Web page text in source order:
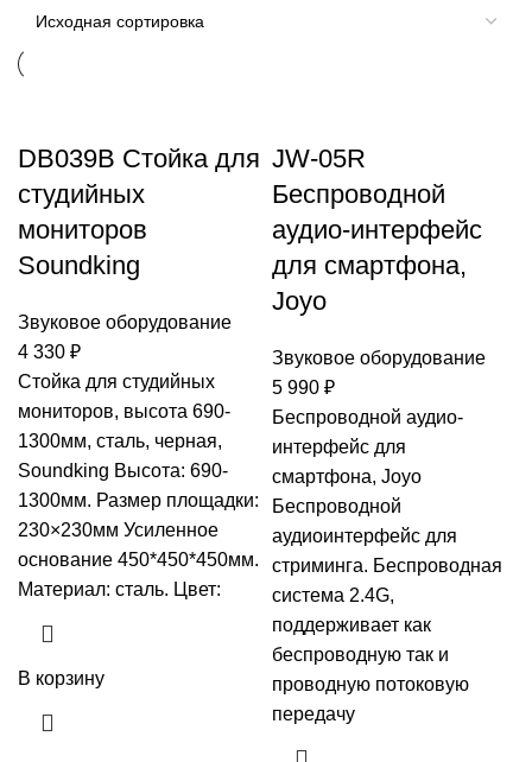
DB039B Стойка для
студийных
мониторов
Soundking
Звуковое оборудование
4 330 ₽
Стойка для студийных
мониторов, высота 690-
1300мм, сталь, черная,
Soundking Высота: 690-
1300мм. Размер площадки:
230×230мм Усиленное
основание 450*450*450мм.
Материал: сталь. Цвет:
В корзину
JW-05R
Беспроводной
аудио-интерфейс
для смартфона,
Joyo
Звуковое оборудование
5 990 ₽
Беспроводной аудио-
интерфейс для
смартфона, Joyo
Беспроводной
аудиоинтерфейс для
стриминга. Беспроводная
система 2.4G,
поддерживает как
беспроводную так и
проводную потоковую
передачу